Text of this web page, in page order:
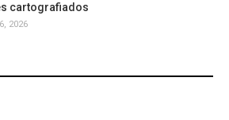
cartografiados
2026